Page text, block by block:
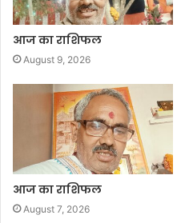
आज का राशिफल
August 9, 2026
आज का राशिफल
August 7, 2026